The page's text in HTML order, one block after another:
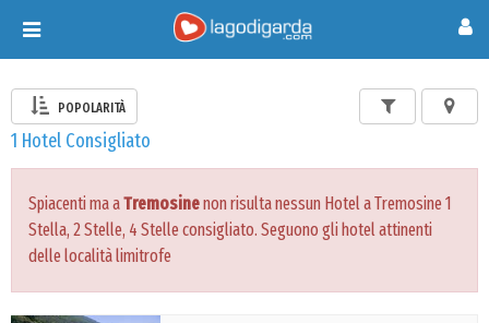
Toggle
navigation
POPOLARITÀ
1 Hotel Consigliato
Spiacenti ma aTremosinenon risulta nessun Hotel a Tremosine 1
Stella, 2 Stelle, 4 Stelle consigliato. Seguono gli hotel attinenti
delle località limitrofe